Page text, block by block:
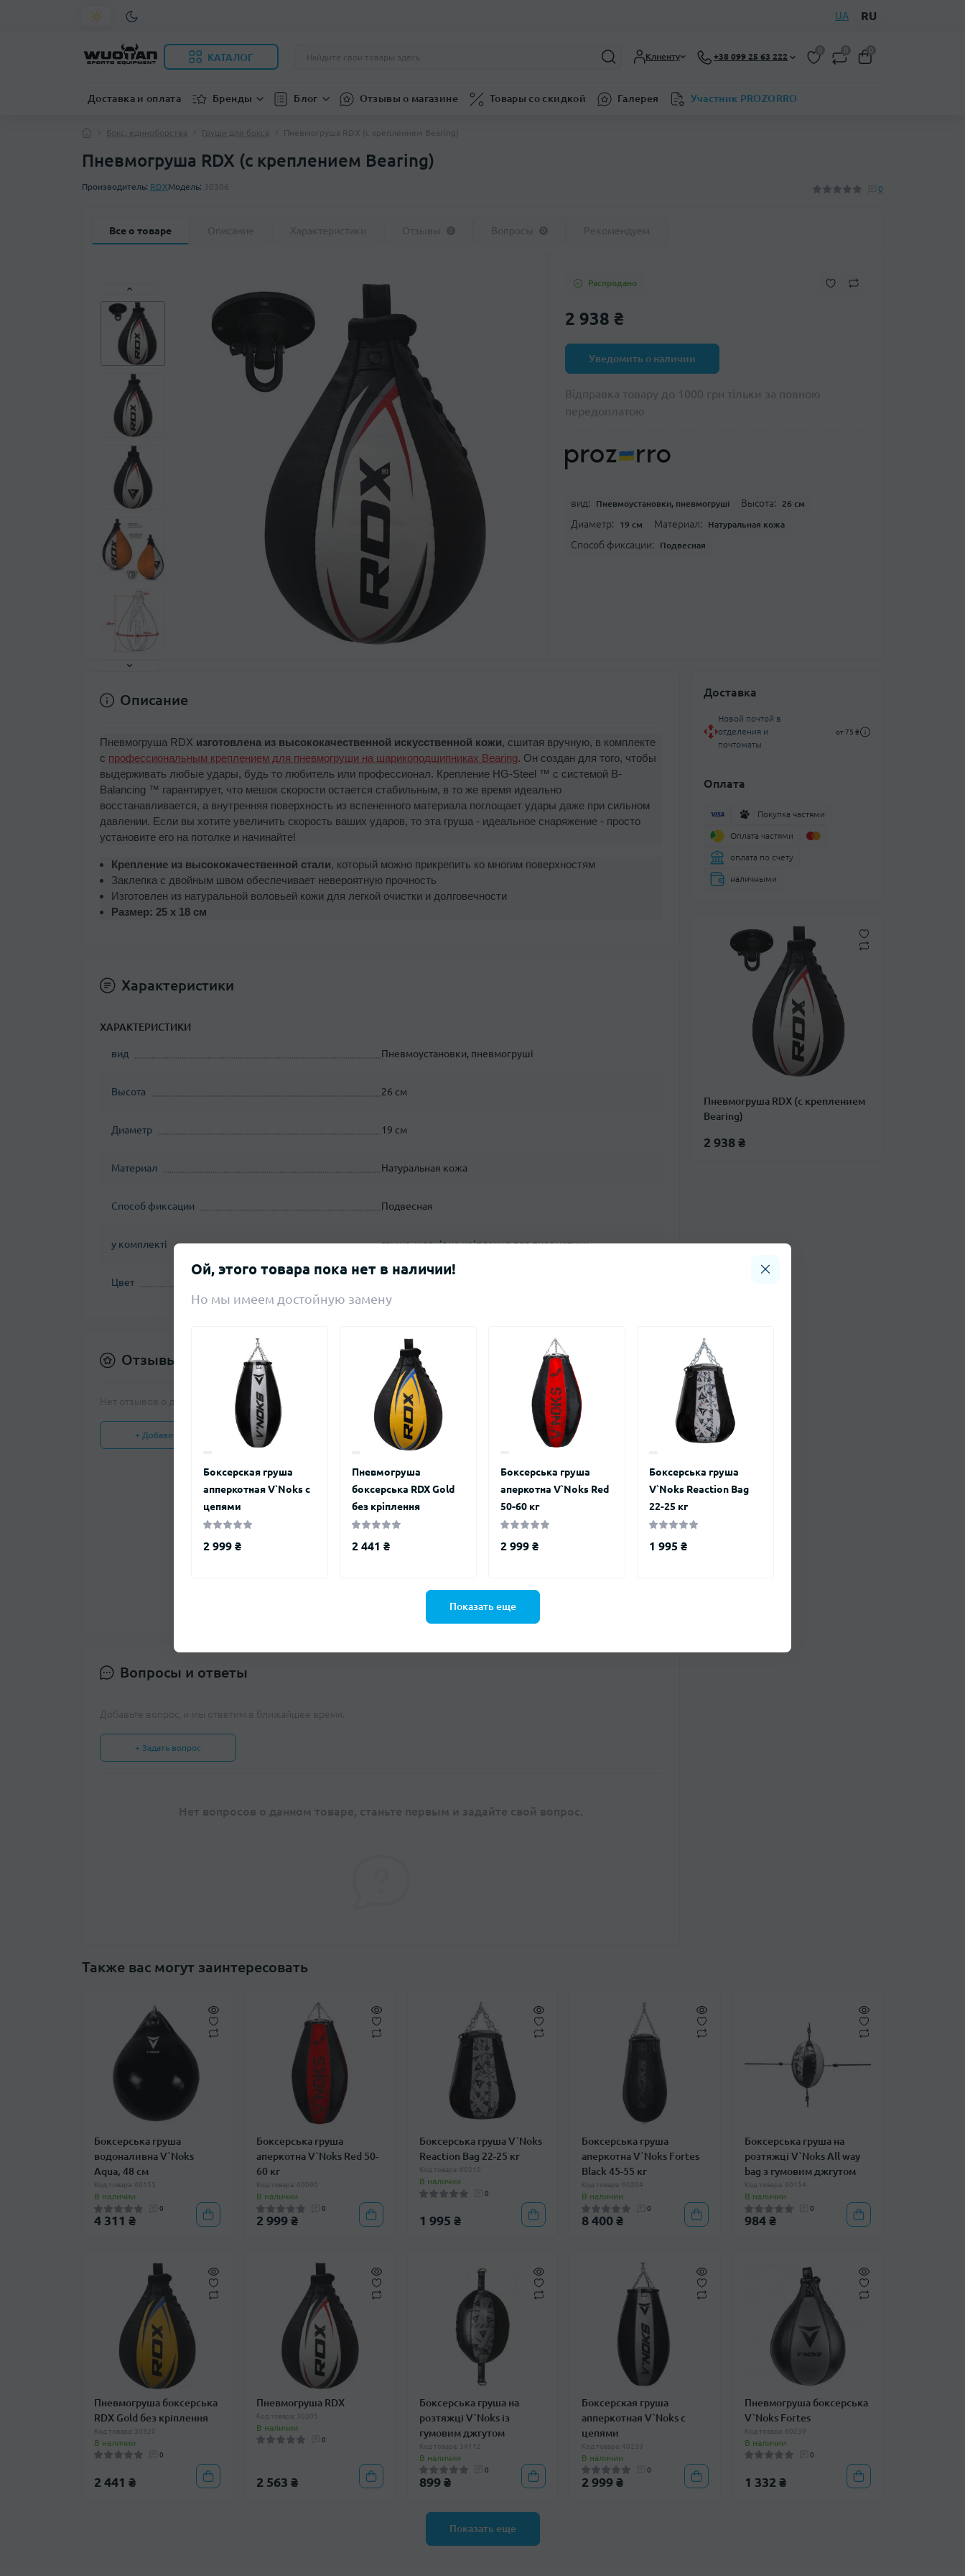
UA RU
КАТАЛОГ Клиенту +38 099 25 63 222
0 0 0
Доставка и оплата Бренды Блог Отзывы о магазине Товары со скидкой Галерея Участник PROZORRO
Бокс, единоборства Груши для бокса Пневмогруша RDX (с креплением Bearing)
Пневмогруша RDX (с креплением Bearing)
Производитель: RDXМодель: 30306 0
Все о товаре Описание Характеристики Отзывы 0 Вопросы 0 Рекомендуем
Распродано
2 938 ₴
Уведомить о наличии
Відправка товару до 1000 грн тільки за повною
передоплатою
вид: Пневмоустановки, пневмогруші Высота: 26 см
Диаметр: 19 см Материал: Натуральная кожа
Способ фиксации: Подвесная
Доставка
Новой почтой в
отделения и
почтоматы
от 75 ₴
Оплата
Покупка частями
Оплата частями
оплата по счету
наличными
Пневмогруша RDX (с креплением
Bearing)
2 938 ₴
Описание
Пневмогруша RDX изготовлена из высококачественной искусственной кожи, сшитая вручную, в комплекте
с профессиональным креплением для пневмогруши на шарикоподшипниках Bearing. Он создан для того, чтобы
выдерживать любые удары, будь то любитель или профессионал. Крепление HG-Steel ™ с системой B-
Balancing ™ гарантирует, что мешок скорости остается стабильным, в то же время идеально
восстанавливается, а внутренняя поверхность из вспененного материала поглощает удары даже при сильном
давлении. Если вы хотите увеличить скорость ваших ударов, то эта груша - идеальное снаряжение - просто
установите его на потолке и начинайте!
Крепление из высококачественной стали, который можно прикрепить ко многим поверхностям
Заклепка с двойным швом обеспечивает невероятную прочность
Изготовлен из натуральной воловьей кожи для легкой очистки и долговечности
Размер: 25 x 18 см
Характеристики
ХАРАКТЕРИСТИКИ
вид Пневмоустановки, пневмогруші
Высота 26 см
Диаметр 19 см
Материал Натуральная кожа
Способ фиксации Подвесная
у комплекті груша, шарнірне кріплення для пневматики
Цвет
Отзывы
Нет отзывов о данном товаре.
+ Добавить отзыв
Нет отзывов о данном товаре, станьте первым, оставьте свой отзыв.
Вопросы и ответы
Добавьте вопрос, и мы ответим в ближайшее время.
+ Задать вопрос
Нет вопросов о данном товаре, станьте первым и задайте свой вопрос.
Также вас могут заинтересовать
Боксерська груша
водоналивна V`Noks
Aqua, 48 см
Код товара: 60155
В наличии
0
4 311 ₴
Боксерська груша
аперкотна V`Noks Red 50-
60 кг
Код товара: 60090
В наличии
0
2 999 ₴
Боксерська груша V`Noks
Reaction Bag 22-25 кг
Код товара: 60210
В наличии
0
1 995 ₴
Боксерська груша
аперкотна V`Noks Fortes
Black 45-55 кг
Код товара: 60204
В наличии
0
8 400 ₴
Боксерська груша на
розтяжці V`Noks All way
bag з гумовим джгутом
Код товара: 60154
В наличии
0
984 ₴
Пневмогруша боксерська
RDX Gold без кріплення
Код товара: 30320
В наличии
0
2 441 ₴
Пневмогруша RDX
Код товара: 30305
В наличии
0
2 563 ₴
Боксерська груша на
розтяжці V`Noks із
гумовим джгутом
Код товара: 34112
В наличии
0
899 ₴
Боксерская груша
апперкотная V`Noks с
цепями
Код товара: 40239
В наличии
0
2 999 ₴
Пневмогруша боксерська
V`Noks Fortes
Код товара: 60239
В наличии
0
1 332 ₴
Показать еще
Ой, этого товара пока нет в наличии!
Но мы имеем достойную замену
Боксерская груша
апперкотная V`Noks с
цепями
2 999 ₴
Пневмогруша
боксерська RDX Gold
без кріплення
2 441 ₴
Боксерська груша
аперкотна V`Noks Red
50-60 кг
2 999 ₴
Боксерська груша
V`Noks Reaction Bag
22-25 кг
1 995 ₴
Показать еще